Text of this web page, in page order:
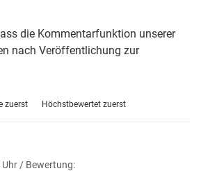
die Kommentarfunktion unserer
nach Veröffentlichung zur
zuerst Höchstbewertet zuerst
/ Bewertung: